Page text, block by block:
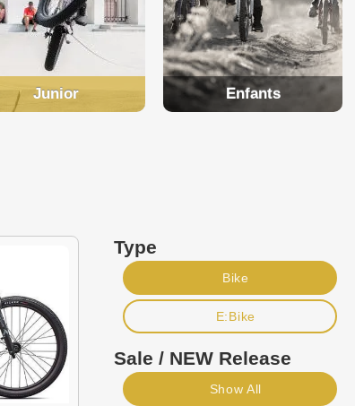
Junior Enfants
Type
Bike
E:Bike
Sale / NEW Release
Show All